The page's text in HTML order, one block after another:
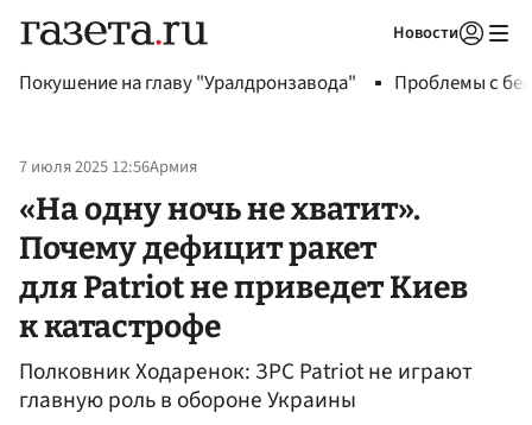
Новости
Покушение на главу "Уралдронзавода" Проблемы с
7 июля 2025 12:56Армия
«На одну ночь не хватит».
Почему дефицит ракет
для Patriot не приведет Киев
к катастрофе
Полковник Ходаренок: ЗРС Patriot не играют
главную роль в обороне Украины